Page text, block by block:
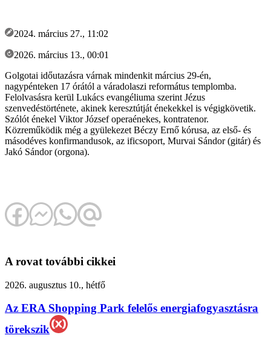
2024. március 27., 11:02
2026. március 13., 00:01
Golgotai időutazásra várnak mindenkit március 29-én,
nagypénteken 17 órától a váradolaszi református templomba.
Felolvasásra kerül Lukács evangéliuma szerint Jézus
szenvedéstörténete, akinek keresztútját énekekkel is végigkövetik.
Szólót énekel Viktor József operaénekes, kontratenor.
Közreműködik még a gyülekezet Béczy Ernő kórusa, az első- és
másodéves konfirmandusok, az ificsoport, Murvai Sándor (gitár) és
Jakó Sándor (orgona).
A rovat további cikkei
2026. augusztus 10., hétfő
Az ERA Shopping Park felelős energiafogyasztásra
törekszik